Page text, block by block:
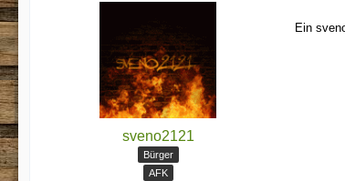
sveno2121
Bürger
AFK
Ein